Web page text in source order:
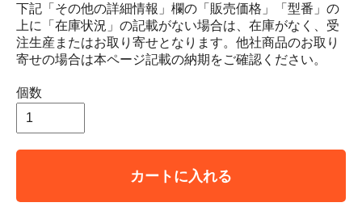
下記「その他の詳細情報」欄の「販売価格」「型番」の
上に「在庫状況」の記載がない場合は、在庫がなく、受
注生産またはお取り寄せとなります。他社商品のお取り
寄せの場合は本ページ記載の納期をご確認ください。
個数
カートに入れる